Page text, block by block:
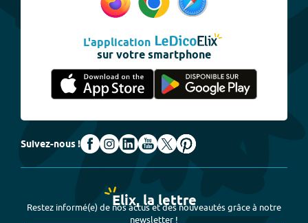
L'application
sur votre smartphone
Suivez-nous !
Elix, la lettre
Restez informé(e) de nos actus et des nouveautés grâce à notre
newsletter !